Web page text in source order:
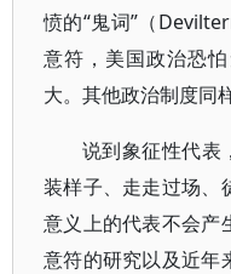
愤的“鬼词”（
意符，美国政治恐
大。其他政治制度同
说到象征性代表
装样子、走走过场、
意义上的代表不会产
意符的研究以及近年